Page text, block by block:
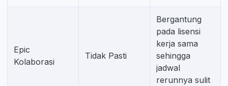
Epic
Kolaborasi
Tidak Pasti
Bergantung
pada lisensi
kerja sama
sehingga
jadwal
rerunnya sulit